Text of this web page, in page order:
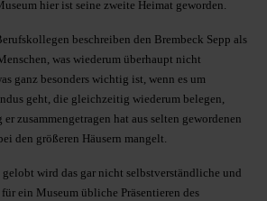
hier ist seine zweite Heimat geworden.
beschreiben den Brembeck Sepp als
was wiederum überhaupt nicht
ganz besonders wichtig ist, wenn es um
geht, die gleichzeitig wiederum belegen,
zusammengetragen hat aus selten gewordenen
den größeren Häusern mangelt.
wird das gar nicht selbstverständliche und
ein Museum übliche Präsentieren des